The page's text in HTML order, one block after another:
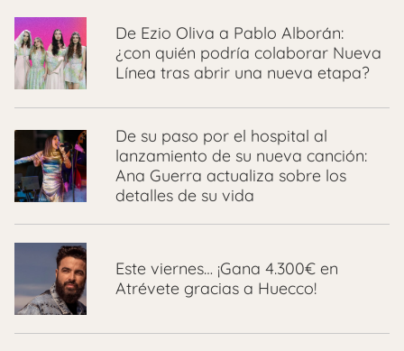
De Ezio Oliva a Pablo Alborán:
¿con quién podría colaborar Nueva
Línea tras abrir una nueva etapa?
De su paso por el hospital al
lanzamiento de su nueva canción:
Ana Guerra actualiza sobre los
detalles de su vida
Este viernes… ¡Gana 4.300€ en
Atrévete gracias a Huecco!